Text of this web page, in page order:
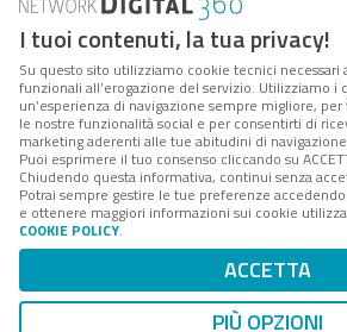
Forumpa.itè una pubblicazione
presso Registro della stampa del
Reg. n. 182 del 2 maggio 2008 -
Stentella
FPA s.r.l. è società soggetta
Coordinamento da parte di
è un'azienda certificata per il
Codice Fiscale/Partita IVA n.
n. 1249791. ISP
Mappa del sito
I tuoi contenuti, la tua privacy!
Su questo sito utilizziamo cookie tecnici necessari
funzionali all’erogazione del servizio. Utilizziamo i
un’esperienza di navigazione sempre migliore,
le nostre funzionalità social e per consentirti di
marketing aderenti alle tue abitudini di
Puoi esprimere il tuo consenso cliccando su
Chiudendo questa informativa, continui senza
Potrai sempre gestire le tue preferenze accedendo
e ottenere maggiori informazioni sui cookie
COOKIE POLICY.
ACCETTA
PIÙ OPZIONI